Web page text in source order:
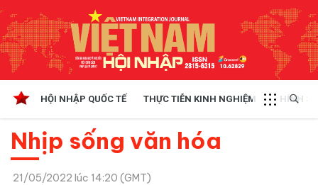
HỘI NHẬP QUỐC TẾ THỰC TIỄN KINH NGHIỆM CHÍNH
Nhịp sống văn hóa
21/05/2022 lúc 14:20 (GMT)